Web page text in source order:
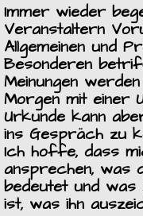
Immer wieder
Veranstaltern
Allgemeinen und
Besonderen
Meinungen
Morgen mit einer
Urkunde kann
ins Gespräch zu
Ich hoffe, dass
ansprechen, was
bedeutet und was
ist, was ihn